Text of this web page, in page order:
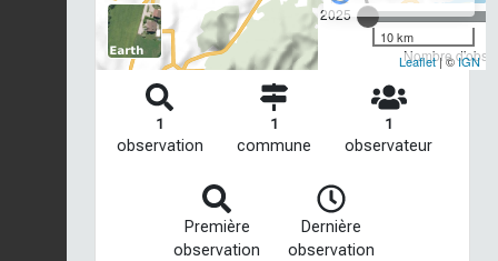
2025
Nombre
10 km
Leaflet| ©IGN
1
observation
1
commune
1
observateur
Première
observation
Dernière
observation